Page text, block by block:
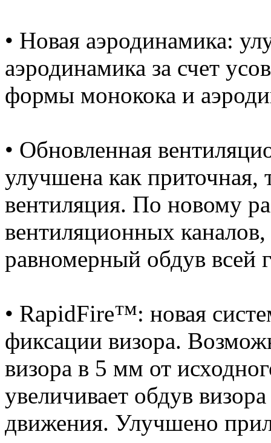
• Новая аэродинамика:
аэродинамика за счет
формы монокока и
• Обновленная
улучшена как приточная,
вентиляция. По новому
вентиляционных каналов,
равномерный обдув всей
• RapidFire™: новая
фиксации визора.
визора в 5 мм от
увеличивает обдув
движения. Улучшено